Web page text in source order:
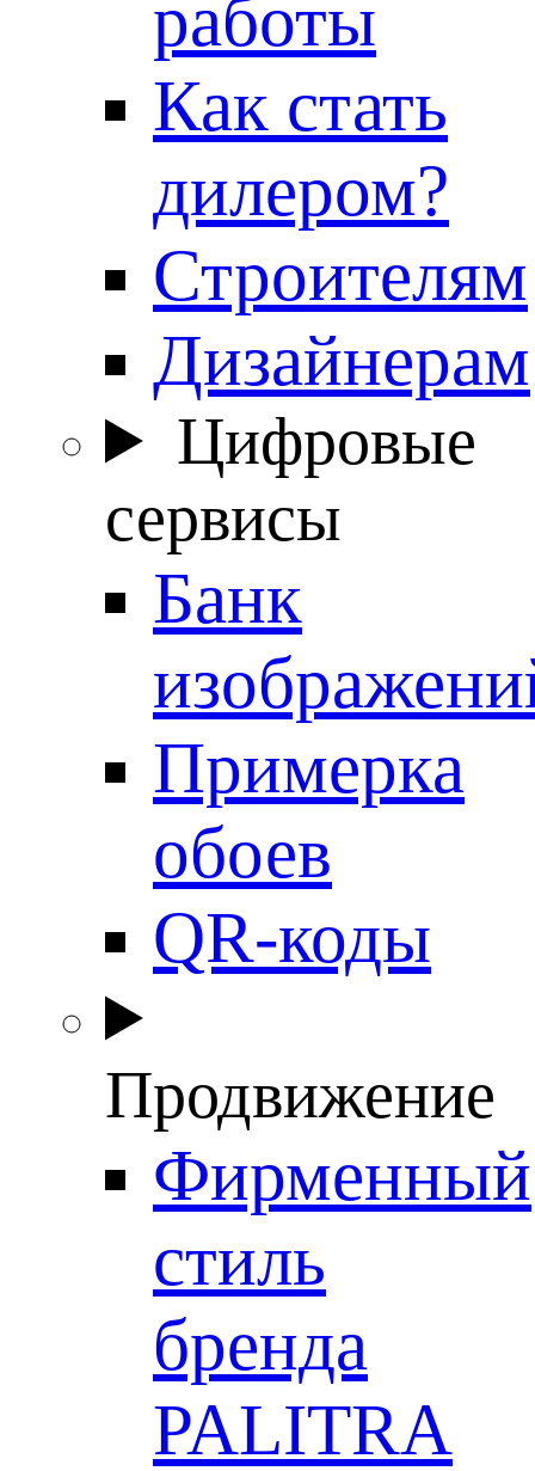
работы
Как стать
дилером?
Строителям
Дизайнерам
Цифровые
сервисы
Банк
Примерка
обоев
QR-коды
Продвижение
Фирменный
стиль
бренда
PALITRA